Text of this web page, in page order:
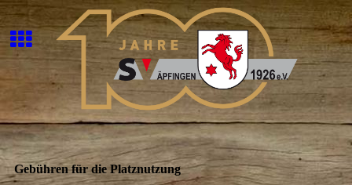
Gebühren für die Platznutzung